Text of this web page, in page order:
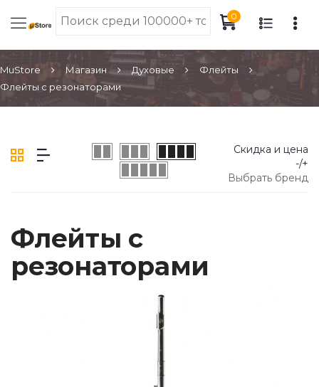
0
MuStore Магазин Духовые
Флейты
Флейты с резонаторами
Скидка и цена
-/+
Выбрать бренд
Флейты с
резонаторами